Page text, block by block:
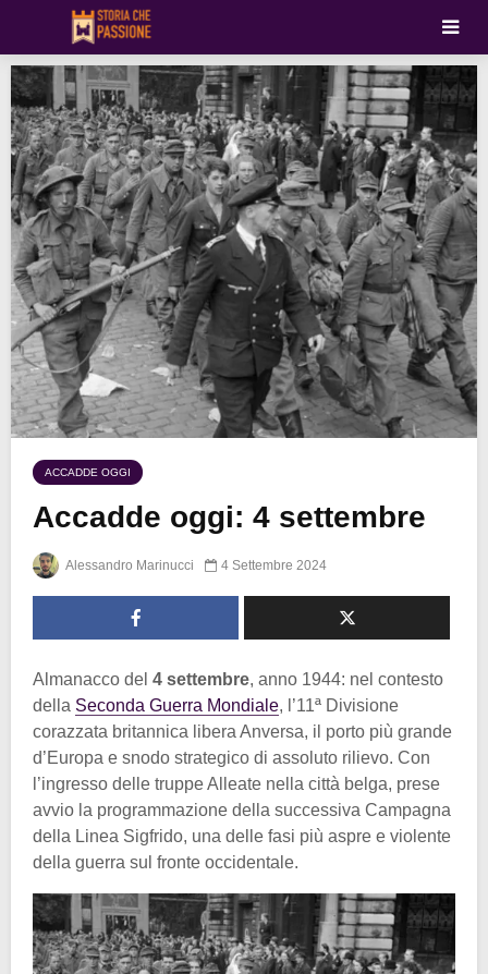
ACCADDE OGGI
Accadde oggi: 4 settembre
Alessandro Marinucci 4 Settembre 2024
Almanacco del 4 settembre, anno 1944: nel contesto
della Seconda Guerra Mondiale, l’11ª Divisione
corazzata britannica libera Anversa, il porto più grande
d’Europa e snodo strategico di assoluto rilievo. Con
l’ingresso delle truppe Alleate nella città belga, prese
avvio la programmazione della successiva Campagna
della Linea Sigfrido, una delle fasi più aspre e violente
della guerra sul fronte occidentale.